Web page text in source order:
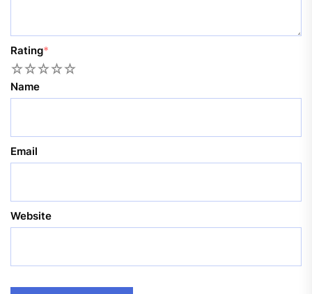
Rating*
5
4
3
2
Name
Email
Website